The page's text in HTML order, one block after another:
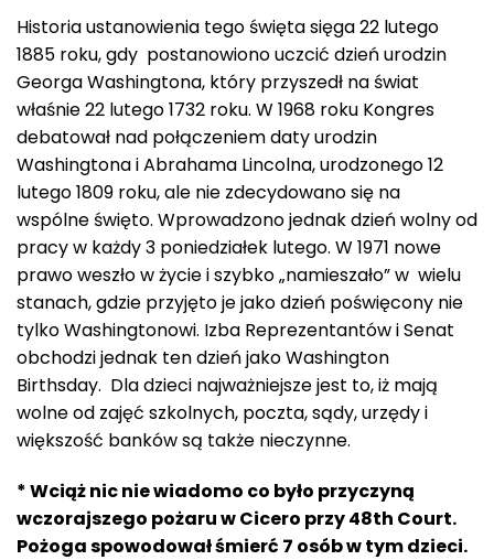
Historia ustanowienia tego święta sięga 22 lutego
1885 roku, gdy postanowiono uczcić dzień urodzin
Georga Washingtona, który przyszedł na świat
właśnie 22 lutego 1732 roku. W 1968 roku Kongres
debatował nad połączeniem daty urodzin
Washingtona i Abrahama Lincolna, urodzonego 12
lutego 1809 roku, ale nie zdecydowano się na
wspólne święto. Wprowadzono jednak dzień wolny od
pracy w każdy 3 poniedziałek lutego. W 1971 nowe
prawo weszło w życie i szybko „namieszało” w wielu
stanach, gdzie przyjęto je jako dzień poświęcony nie
tylko Washingtonowi. Izba Reprezentantów i Senat
obchodzi jednak ten dzień jako Washington
Birthsday. Dla dzieci najważniejsze jest to, iż mają
wolne od zajęć szkolnych, poczta, sądy, urzędy i
większość banków są także nieczynne.
* Wciąż nic nie wiadomo co było przyczyną
wczorajszego pożaru w Cicero przy 48th Court.
Pożoga spowodował śmierć 7 osób w tym dzieci.